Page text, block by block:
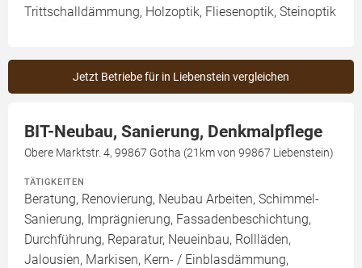
Trittschalldämmung, Holzoptik, Fliesenoptik, Steinoptik
Jetzt Betriebe für in Liebenstein vergleichen
BIT-Neubau, Sanierung, Denkmalpflege
Obere Marktstr. 4, 99867 Gotha (21km von 99867 Liebenstein)
TÄTIGKEITEN
Beratung, Renovierung, Neubau Arbeiten, Schimmel-
Sanierung, Imprägnierung, Fassadenbeschichtung,
Durchführung, Reparatur, Neueinbau, Rollläden,
Jalousien, Markisen, Kern- / Einblasdämmung,